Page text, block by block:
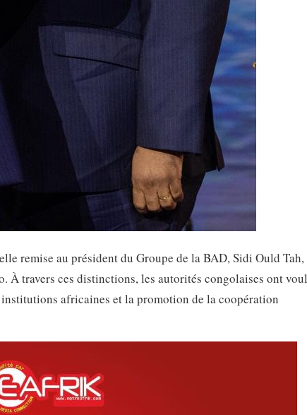
remise au président du Groupe de la BAD, Sidi Ould Tah,
À travers ces distinctions, les autorités congolaises ont
africaines et la promotion de la coopération